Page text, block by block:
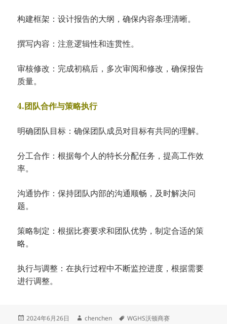
构建框架：设计报告的大纲，确保内容条理清晰。
撰写内容：注意逻辑性和连贯性。
审核修改：完成初稿后，多次审阅和修改，确保报告
质量。
4.团队合作与策略执行
明确团队目标：确保团队成员对目标有共同的理解。
分工合作：根据每个人的特长分配任务，提高工作效
率。
沟通协作：保持团队内部的沟通顺畅，及时解决问
题。
策略制定：根据比赛要求和团队优势，制定合适的策
略。
执行与调整：在执行过程中不断监控进度，根据需要
进行调整。
发
2024年6月26日
作
chenchen
标
WGHS沃顿商赛